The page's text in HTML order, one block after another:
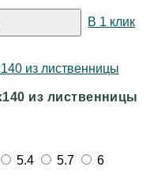
В 1 клик
из лиственницы
5.4 5.7
6